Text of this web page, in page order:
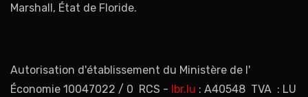
Marshall, État de Floride.
Autorisation d'établissement du Ministère de l'
Économie 10047022 / 0 RCS - lbr.lu : A40548 TVA : LU